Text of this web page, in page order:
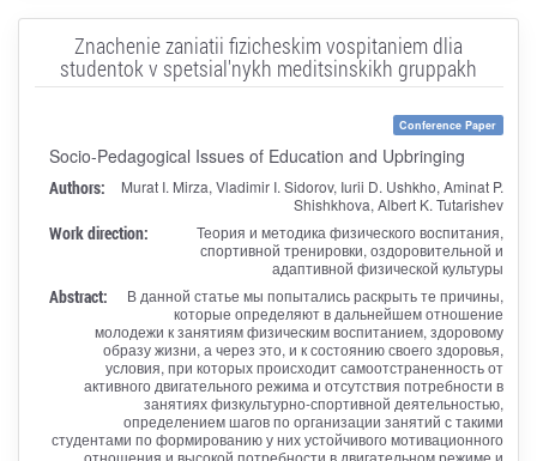
Znachenie zaniatii fizicheskim vospitaniem dlia
studentok v spetsial'nykh meditsinskikh gruppakh
Conference Paper
Socio-Pedagogical Issues of Education and Upbringing
Authors:
Murat I. Mirza, Vladimir I. Sidorov, Iurii D. Ushkho, Aminat P.
Shishkhova, Albert K. Tutarishev
Work direction:
Теория и методика физического воспитания,
спортивной тренировки, оздоровительной и
адаптивной физической культуры
Abstract:
В данной статье мы попытались раскрыть те причины,
которые определяют в дальнейшем отношение
молодежи к занятиям физическим воспитанием, здоровому
образу жизни, а через это, и к состоянию своего здоровья,
условия, при которых происходит самоотстраненность от
активного двигательного режима и отсутствия потребности в
занятиях физкультурно-спортивной деятельностью,
определением шагов по организации занятий с такими
студентами по формированию у них устойчивого мотивационного
отношения и высокой потребности в двигательном режиме и